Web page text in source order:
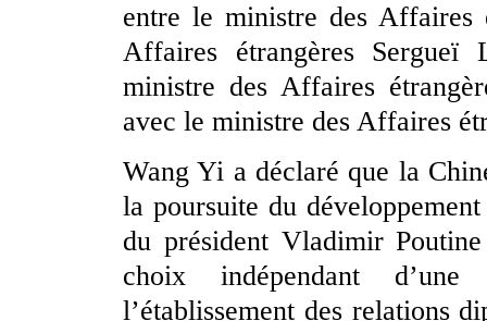
entre le ministre des Affaires
Affaires étrangères
ministre des Affaires
avec le ministre des Affaires
Wang Yi a déclaré que la
la poursuite du
du président Vladimir
choix indépendant
l’établissement des relations